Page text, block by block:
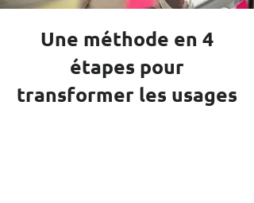
Une méthode en 4
étapes pour
transformer les usages